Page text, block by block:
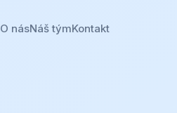
O násNáš týmKontakt